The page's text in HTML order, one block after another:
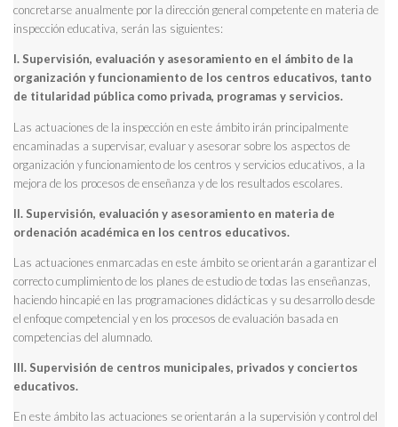
concretarse anualmente por la dirección general competente en materia de
inspección educativa, serán las siguientes:
I. Supervisión, evaluación y asesoramiento en el ámbito de la
organización y funcionamiento de los centros educativos, tanto
de titularidad pública como privada, programas y servicios.
Las actuaciones de la inspección en este ámbito irán principalmente
encaminadas a supervisar, evaluar y asesorar sobre los aspectos de
organización y funcionamiento de los centros y servicios educativos, a la
mejora de los procesos de enseñanza y de los resultados escolares.
II. Supervisión, evaluación y asesoramiento en materia de
ordenación académica en los centros educativos.
Las actuaciones enmarcadas en este ámbito se orientarán a garantizar el
correcto cumplimiento de los planes de estudio de todas las enseñanzas,
haciendo hincapié en las programaciones didácticas y su desarrollo desde
el enfoque competencial y en los procesos de evaluación basada en
competencias del alumnado.
III. Supervisión de centros municipales, privados y conciertos
educativos.
En este ámbito las actuaciones se orientarán a la supervisión y control del